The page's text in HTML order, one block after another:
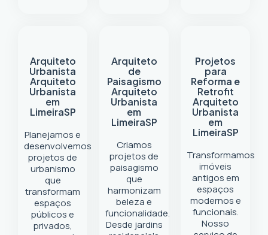
Arquiteto
Urbanista
Arquiteto
Urbanista
em
LimeiraSP
Planejamos e
desenvolvemos
projetos de
urbanismo
que
transformam
espaços
públicos e
privados,
Arquiteto
de
Paisagismo
Arquiteto
Urbanista
em
LimeiraSP
Criamos
projetos de
paisagismo
que
harmonizam
beleza e
funcionalidade.
Desde jardins
Projetos
para
Reforma e
Retrofit
Arquiteto
Urbanista
em
LimeiraSP
Transformamos
imóveis
antigos em
espaços
modernos e
funcionais.
Nosso